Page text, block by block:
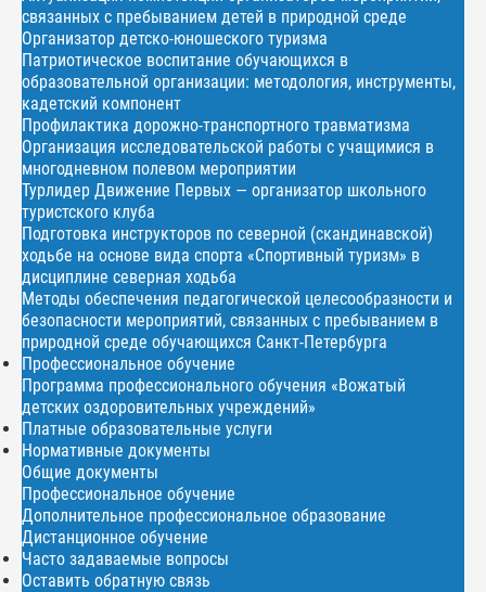
связанных с пребыванием детей в природной среде
Организатор детско-юношеского туризма
Патриотическое воспитание обучающихся в
образовательной организации: методология, инструменты,
кадетский компонент
Профилактика дорожно-транспортного травматизма
Организация исследовательской работы с учащимися в
многодневном полевом мероприятии
Турлидер Движение Первых — организатор школьного
туристского клуба
Подготовка инструкторов по северной (скандинавской)
ходьбе на основе вида спорта «Спортивный туризм» в
дисциплине северная ходьба
Методы обеспечения педагогической целесообразности и
безопасности мероприятий, связанных с пребыванием в
природной среде обучающихся Санкт-Петербурга
Профессиональное обучение
Программа профессионального обучения «Вожатый
детских оздоровительных учреждений»
Платные образовательные услуги
Нормативные документы
Общие документы
Профессиональное обучение
Дополнительное профессиональное образование
Дистанционное обучение
Часто задаваемые вопросы
Оставить обратную связь